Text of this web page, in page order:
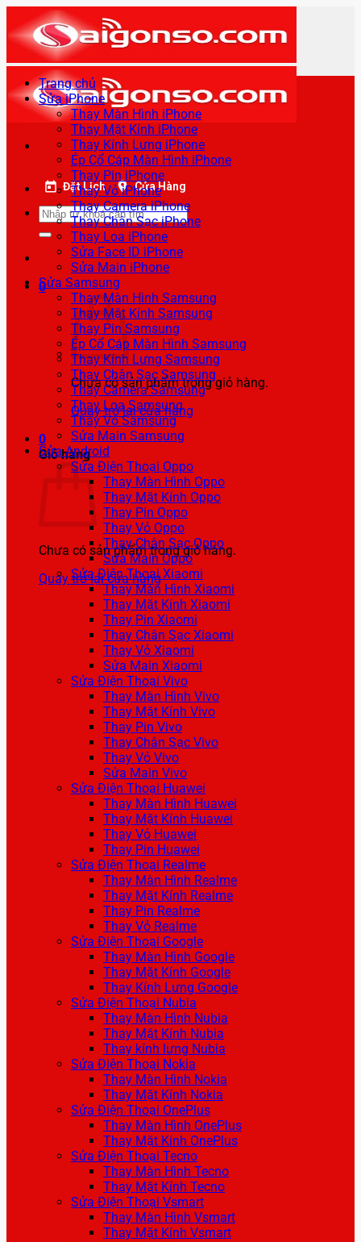
qua
nội
dung
Đặt Lịch Cửa Hàng
Tìm
kiếm:
0
Chưa có sản phẩm trong giỏ hàng.
Quay trở lại cửa hàng
0
Giỏ hàng
Chưa có sản phẩm trong giỏ hàng.
Quay trở lại cửa hàng
Trang chủ
Sửa iPhone
Thay Màn Hình iPhone
Thay Mặt Kính iPhone
Thay Kính Lưng iPhone
Ép Cổ Cáp Màn Hình iPhone
Thay Pin iPhone
Thay Vỏ iPhone
Thay Camera iPhone
Thay Chân Sạc iPhone
Thay Loa iPhone
Sửa Face ID iPhone
Sửa Main iPhone
Sửa Samsung
Thay Màn Hình Samsung
Thay Mặt Kính Samsung
Thay Pin Samsung
Ép Cổ Cáp Màn Hình Samsung
Thay Kính Lưng Samsung
Thay Chân Sạc Samsung
Thay Camera Samsung
Thay Loa Samsung
Thay Vỏ Samsung
Sửa Main Samsung
Sửa Android
Sửa Điện Thoại Oppo
Thay Màn Hình Oppo
Thay Mặt Kính Oppo
Thay Pin Oppo
Thay Vỏ Oppo
Thay Chân Sạc Oppo
Sửa Main Oppo
Sửa Điện Thoại Xiaomi
Thay Màn Hình Xiaomi
Thay Mặt Kính Xiaomi
Thay Pin Xiaomi
Thay Chân Sạc Xiaomi
Thay Vỏ Xiaomi
Sửa Main Xiaomi
Sửa Điện Thoại Vivo
Thay Màn Hình Vivo
Thay Mặt Kính Vivo
Thay Pin Vivo
Thay Chân Sạc Vivo
Thay Vỏ Vivo
Sửa Main Vivo
Sửa Điện Thoại Huawei
Thay Màn Hình Huawei
Thay Mặt Kính Huawei
Thay Vỏ Huawei
Thay Pin Huawei
Sửa Điện Thoại Realme
Thay Màn Hình Realme
Thay Mặt Kính Realme
Thay Pin Realme
Thay Vỏ Realme
Sửa Điện Thoại Google
Thay Màn Hình Google
Thay Mặt Kính Google
Thay Kính Lưng Google
Sửa Điện Thoại Nubia
Thay Màn Hình Nubia
Thay Mặt Kính Nubia
Thay kính lưng Nubia
Sửa Điện Thoại Nokia
Thay Màn Hình Nokia
Thay Mặt Kính Nokia
Sửa Điện Thoại OnePlus
Thay Màn Hình OnePlus
Thay Mặt Kính OnePlus
Sửa Điện Thoại Tecno
Thay Màn Hình Tecno
Thay Mặt Kính Tecno
Sửa Điện Thoại Vsmart
Thay Màn Hình Vsmart
Thay Mặt Kính Vsmart